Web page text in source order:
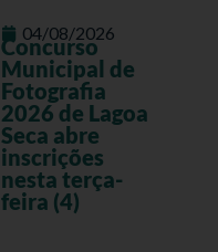
04/08/2026
Concurso
Municipal de
Fotografia
2026 de Lagoa
Seca abre
inscrições
nesta terça-
feira (4)